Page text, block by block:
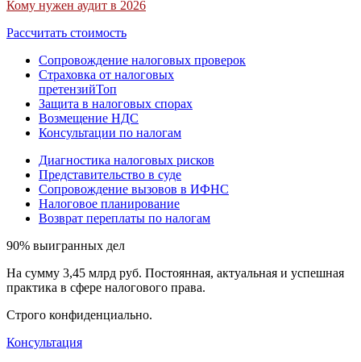
Кому нужен аудит в 2026
Рассчитать стоимость
Сопровождение налоговых проверок
Страховка от налоговых
претензийТоп
Защита в налоговых спорах
Возмещение НДС
Консультации по налогам
Диагностика налоговых рисков
Представительство в суде
Сопровождение вызовов в ИФНС
Налоговое планирование
Возврат переплаты по налогам
90% выигранных дел
На сумму 3,45 млрд руб. Постоянная, актуальная и успешная
практика в сфере налогового права.
Строго конфиденциально.
Консультация